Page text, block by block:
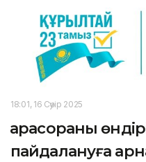
18:01, 16 Сәуір 2025
Қарасораны
пайдалануға